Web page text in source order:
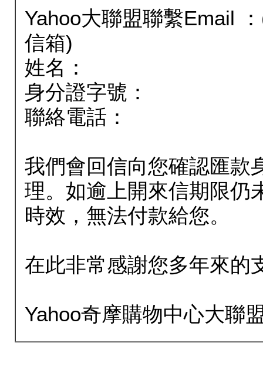
Yahoo大聯盟聯繫Email
信箱)
姓名：
身分證字號：
聯絡電話：
我們會回信向您確認匯款
理。如逾上開來信期限仍
時效，無法付款給您。
在此非常感謝您多年來的
Yahoo奇摩購物中心大